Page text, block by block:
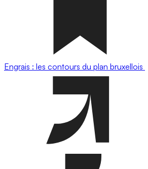
Engrais : les contours du plan bruxellois